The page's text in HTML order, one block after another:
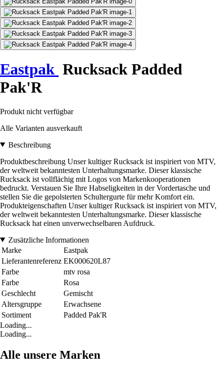
Eastpak Rucksack Padded
Pak'R
Produkt nicht verfügbar
Alle Varianten ausverkauft
Beschreibung
Produktbeschreibung Unser kultiger Rucksack ist inspiriert von MTV,
der weltweit bekanntesten Unterhaltungsmarke. Dieser klassische
Rucksack ist vollflächig mit Logos von Markenkooperationen
bedruckt. Verstauen Sie Ihre Habseligkeiten in der Vordertasche und
stellen Sie die gepolsterten Schultergurte für mehr Komfort ein.
Produkteigenschaften Unser kultiger Rucksack ist inspiriert von MTV,
der weltweit bekanntesten Unterhaltungsmarke. Dieser klassische
Rucksack hat einen unverwechselbaren Aufdruck.
Zusätzliche Informationen
Marke
Eastpak
Lieferantenreferenz EK000620L87
Farbe
mtv rosa
Farbe
Rosa
Geschlecht
Gemischt
Altersgruppe
Erwachsene
Sortiment
Padded Pak'R
Loading...
Loading...
Alle unsere Marken